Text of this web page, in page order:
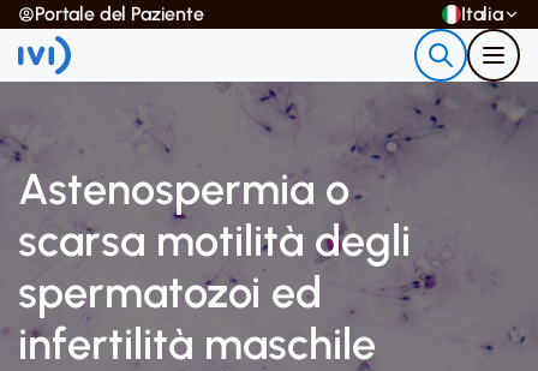
Portale del Paziente Italia
Astenospermia o
scarsa motilità degli
spermatozoi ed
infertilità maschile